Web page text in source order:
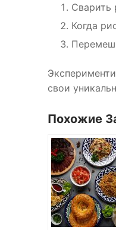
Сварить
Когда
свои
Похожие